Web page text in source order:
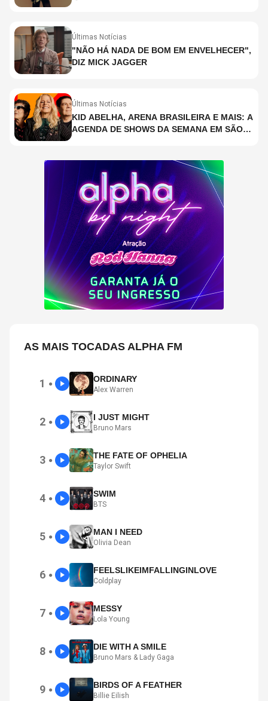
Últimas Notícias
"NÃO HÁ NADA DE BOM EM ENVELHECER",
DIZ MICK JAGGER
Últimas Notícias
KID ABELHA, ARENA BRASILEIRA E MAIS: A
AGENDA DE SHOWS DA SEMANA EM SÃO
AS MAIS TOCADAS ALPHA FM
1 ● ORDINARY
Alex Warren
2 ● I JUST MIGHT
Bruno Mars
3 ● THE FATE OF OPHELIA
Taylor Swift
4 ● SWIM
BTS
5 ● MAN I NEED
Olivia Dean
6 ● FEELSLIKEIMFALLINGINLOVE
Coldplay
7 ● MESSY
Lola Young
8 ● DIE WITH A SMILE
Bruno Mars & Lady Gaga
9 ● BIRDS OF A FEATHER
Billie Eilish